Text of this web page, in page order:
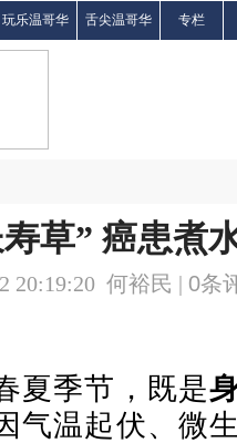
玩乐温哥华 舌尖温哥华 专栏
草” 癌患煮
20:19:20 何裕民 | 0条
夏季节，既是
气温起伏、微